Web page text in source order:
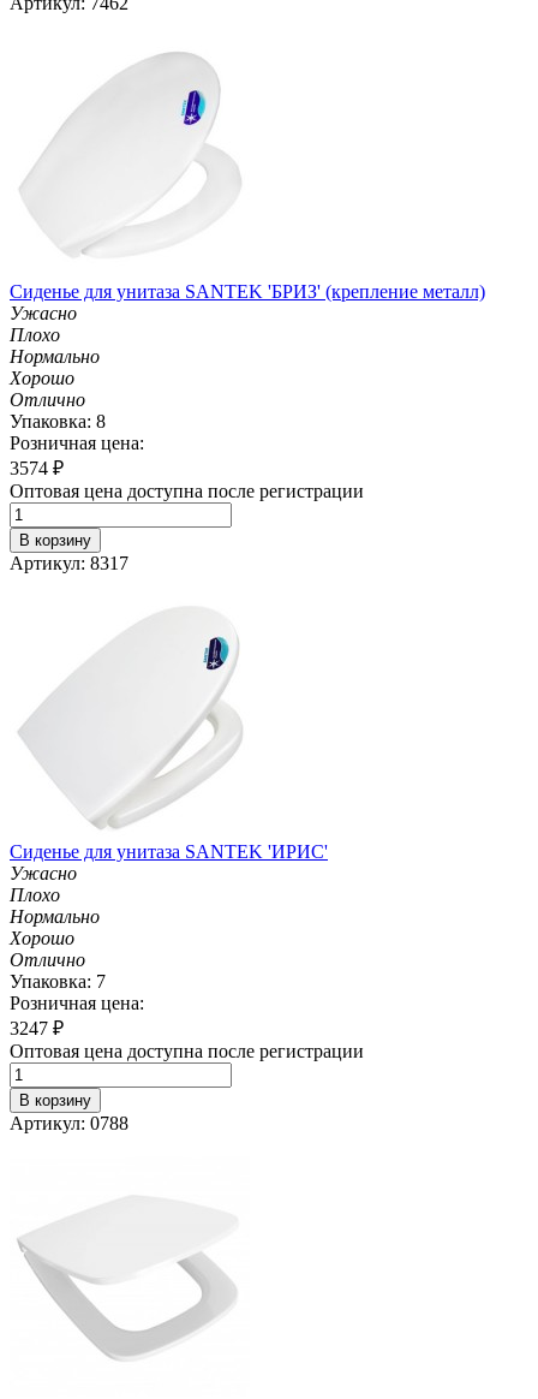
Сиденье для унитаза SANTEK 'БРИЗ' (крепление металл)
Ужасно
Плохо
Нормально
Хорошо
Отлично
Упаковка: 8
Розничная цена:
3574 ₽
Оптовая цена доступна после регистрации
В корзину
Артикул: 8317
Сиденье для унитаза SANTEK 'ИРИС'
Ужасно
Плохо
Нормально
Хорошо
Отлично
Упаковка: 7
Розничная цена:
3247 ₽
Оптовая цена доступна после регистрации
В корзину
Артикул: 0788